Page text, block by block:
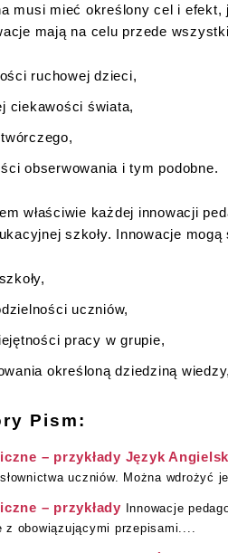
musi mieć określony cel i
mają na celu przede
ruchowej dzieci,
ciekawości świata,
obserwowania i tym podobne.
właściwie każdej innowacji
szkoły. Innowacje
uczniów,
pracy w grupie,
określoną dziedziną
Pism:
– przykłady Język
uczniów. Można wdrożyć
– przykłady
Innowacje
obowiązującymi przepisami....